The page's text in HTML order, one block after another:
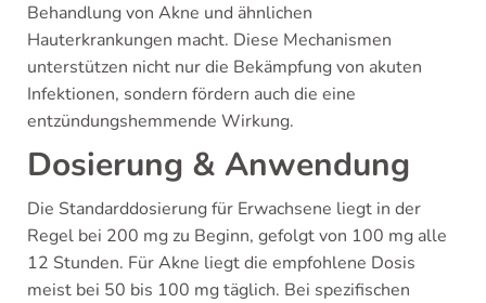
Behandlung von Akne und ähnlichen
Hauterkrankungen macht. Diese Mechanismen
unterstützen nicht nur die Bekämpfung von akuten
Infektionen, sondern fördern auch die eine
entzündungshemmende Wirkung.
Dosierung & Anwendung
Die Standarddosierung für Erwachsene liegt in der
Regel bei 200 mg zu Beginn, gefolgt von 100 mg alle
12 Stunden. Für Akne liegt die empfohlene Dosis
meist bei 50 bis 100 mg täglich. Bei spezifischen